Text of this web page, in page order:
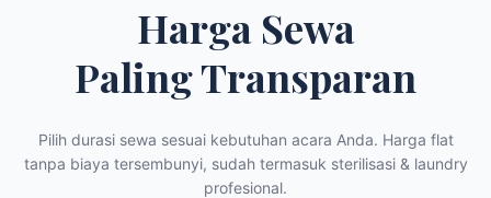
Harga Sewa
Paling Transparan
Pilih durasi sewa sesuai kebutuhan acara Anda. Harga flat
tanpa biaya tersembunyi, sudah termasuk sterilisasi & laundry
profesional.